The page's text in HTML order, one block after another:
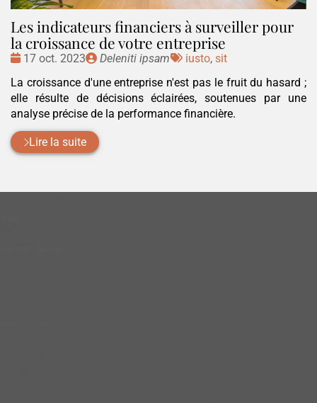
Les indicateurs financiers à surveiller pour
la croissance de votre entreprise
Date
17 oct. 2023
Publié
Deleniti ipsam
Tags
iusto, sit
La croissance d'une entreprise n'est pas le fruit du hasard ;
elle résulte de décisions éclairées, soutenues par une
analyse précise de la performance financière.
Lire la suite